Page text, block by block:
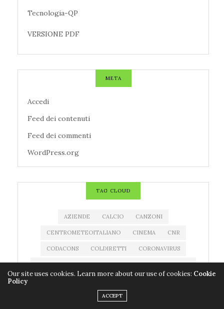
Tecnologia-QP
VERSIONE PDF
META
Accedi
Feed dei contenuti
Feed dei commenti
WordPress.org
TAG CLOUD
AZIENDE CALCIO CANZONI
CENTROMETEOITALIANO CINEMA CNR
CODACONS COLDIRETTI CORONAVIRUS
COVID-19 EDITORIA ESTRAZIONE MILLIONDAY
FILM IMPRESE
Our site uses cookies. Learn more about our use of cookies: Cookie
Policy
ACCEPT